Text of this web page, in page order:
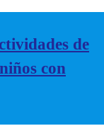
de
con